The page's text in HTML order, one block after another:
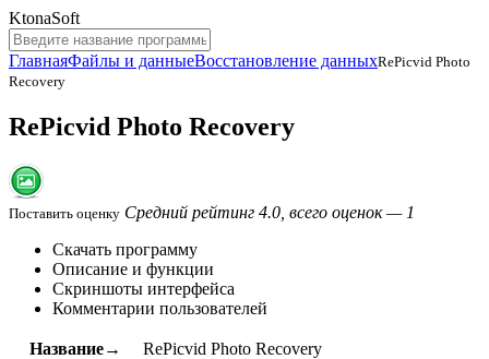
KtonaSoft
ГлавнаяФайлы и данныеВосстановление данныхRePicvid Photo
Recovery
RePicvid Photo Recovery
Поставить оценку Средний рейтинг 4.0, всего оценок — 1
Скачать программу
Описание и функции
Скриншоты интерфейса
Комментарии пользователей
Название→
RePicvid Photo Recovery